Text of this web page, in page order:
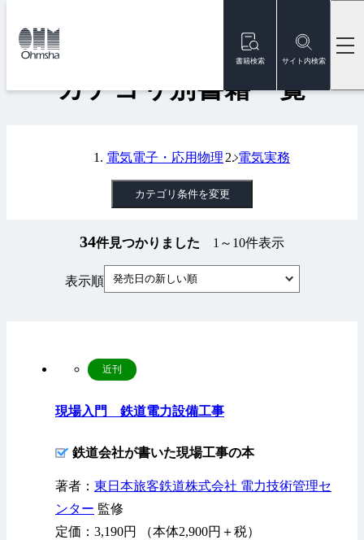
書籍検索 サイト内検索
トップ
カテゴリ別書籍一覧
電気電子・応用物理 電気実務
カテゴリ条件を変更
34件見つかりました 1～10件表示
表示順 発売日の新しい順
現場入門 鉄道電力設備工事
近刊
鉄道会社が書いた現場工事の本
著者： 東日本旅客鉄道株式会社 電力技術管理セ
ンター 監修
定価：3,190円 （本体2,900円＋税）